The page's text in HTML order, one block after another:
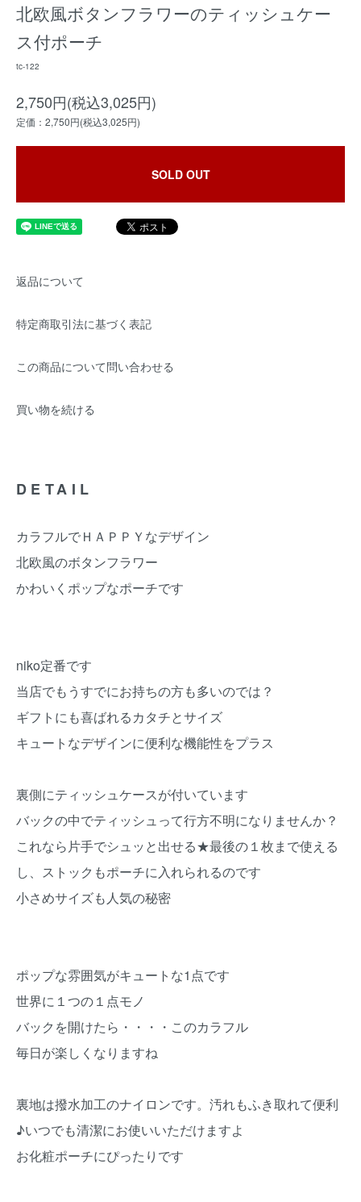
北欧風ボタンフラワーのティッシュケー
ス付ポーチ
tc-122
2,750円(税込3,025円)
定価：2,750円(税込3,025円)
SOLD OUT
返品について
特定商取引法に基づく表記
この商品について問い合わせる
買い物を続ける
DETAIL
カラフルでＨＡＰＰＹなデザイン
北欧風のボタンフラワー
かわいくポップなポーチです
niko定番です
当店でもうすでにお持ちの方も多いのでは？
ギフトにも喜ばれるカタチとサイズ
キュートなデザインに便利な機能性をプラス
裏側にティッシュケースが付いています
バックの中でティッシュって行方不明になりませんか？
これなら片手でシュッと出せる★最後の１枚まで使える
し、ストックもポーチに入れられるのです
小さめサイズも人気の秘密
ポップな雰囲気がキュートな1点です
世界に１つの１点モノ
バックを開けたら・・・・このカラフル
毎日が楽しくなりますね
裏地は撥水加工のナイロンです。汚れもふき取れて便利
♪いつでも清潔にお使いいただけますよ
お化粧ポーチにぴったりです